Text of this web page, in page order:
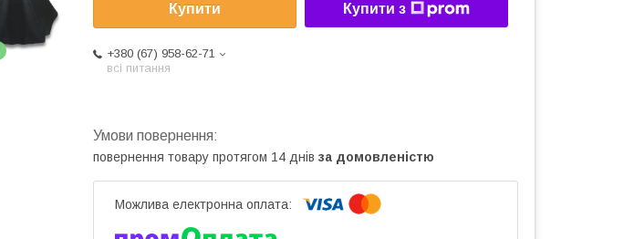
Купити Купити з
+380 (67) 958-62-71
всі питання
повернення товару протягом 14 днів за домовленістю